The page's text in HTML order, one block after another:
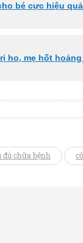
bé cực hiệu quả
ho, mẹ hốt
đủ chữa bệnh